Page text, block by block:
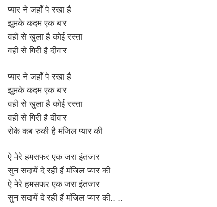
प्यार ने जहाँ पे रखा है
झूमके कदम एक बार
वही से खुला है कोई रस्ता
वही से गिरी है दीवार
प्यार ने जहाँ पे रखा है
झूमके कदम एक बार
वही से खुला है कोई रस्ता
वही से गिरी है दीवार
रोके कब रुकी है मंजिल प्यार की
ऐ मेरे हमसफर एक जरा इंतजार
सुन सदायें दे रही हैं मंजिल प्यार की
ऐ मेरे हमसफर एक जरा इंतजार
सुन सदायें दे रही हैं मंजिल प्यार की.. ..